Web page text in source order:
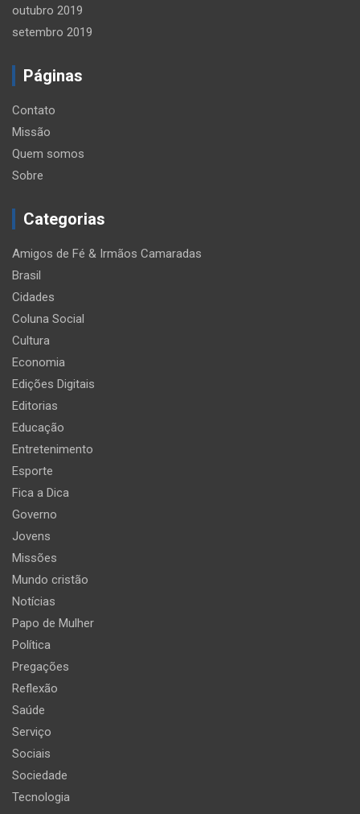
outubro 2019
setembro 2019
Páginas
Contato
Missão
Quem somos
Sobre
Categorias
Amigos de Fé & Irmãos Camaradas
Brasil
Cidades
Coluna Social
Cultura
Economia
Edições Digitais
Editorias
Educação
Entretenimento
Esporte
Fica a Dica
Governo
Jovens
Missões
Mundo cristão
Notícias
Papo de Mulher
Política
Pregações
Reflexão
Saúde
Serviço
Sociais
Sociedade
Tecnologia